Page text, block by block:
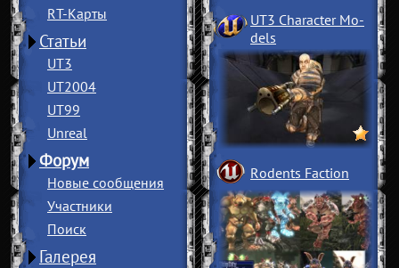
RT-Карты
Статьи
UT3
UT2004
UT99
Unreal
Форум
Новые сообщения
Участники
Поиск
Галерея
UT3 Character Mo­
dels
Rodents Faction